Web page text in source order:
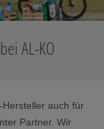
AL-KO
auch für
Partner. Wir